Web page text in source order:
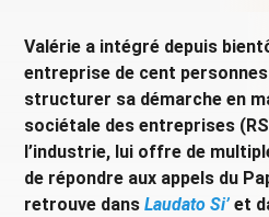
Valérie a intégré depuis
entreprise de cent
structurer sa démarche en
sociétale des entreprises
l’industrie, lui offre de
de répondre aux appels du
retrouve dansLaudato Si’ et